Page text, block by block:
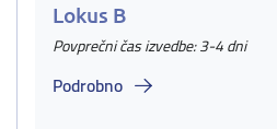
Lokus B
Povprečni čas izvedbe: 3-4 dni
Podrobno